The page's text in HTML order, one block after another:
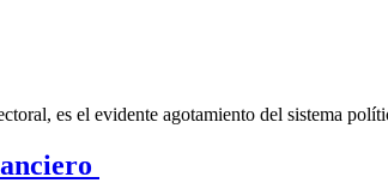
es el evidente agotamiento del sistema